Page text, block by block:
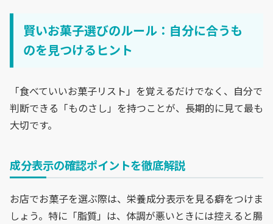
賢いお菓子選びのルール：自分に合うも
のを見つけるヒント
「食べていいお菓子リスト」を覚えるだけでなく、自分で
判断できる「ものさし」を持つことが、長期的に見て最も
大切です。
成分表示の確認ポイントを徹底解説
お店でお菓子を選ぶ際は、栄養成分表示を見る癖をつけま
しょう。特に「脂質」は、体調が悪いときには控えると腸